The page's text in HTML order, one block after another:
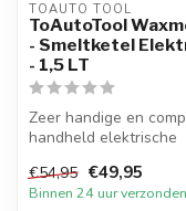
TOAUTO TOOL
ToAutoTool
- Smeltketel
- 1,5 LT
Zeer handige en
handheld elektrische
schenktuit me...
€54,95 €49,95
Binnen 24 uur